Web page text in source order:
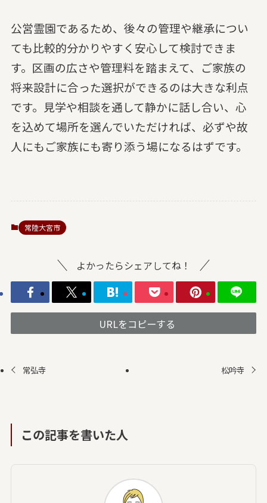
公営霊園であるため、後々の管理や継承につい
ても比較的分かりやすく安心して検討できま
す。区画の広さや管理料を踏まえて、ご家族の
将来設計に合った選択ができるのは大きな利点
です。見学や相談を通して静かに話し合い、心
を込めて場所を選んでいただければ、必ずや故
人にもご家族にも寄り添う場になるはずです。
常陸大宮市
よかったらシェアしてね！
URLをコピーする
常弘寺 松吟寺
この記事を書いた人